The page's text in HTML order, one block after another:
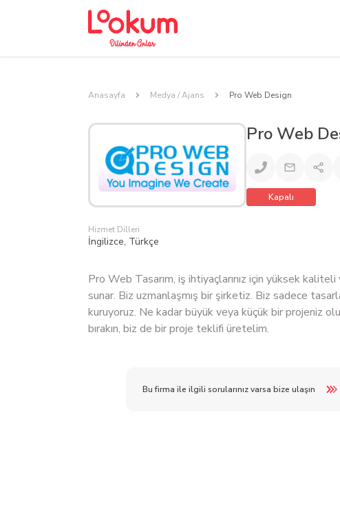
Anasayfa Medya / Ajans Pro Web Design
Pro Web
Kapalı
Hizmet Dilleri
İngilizce, Türkçe
Pro Web Tasarım, iş ihtiyaçlarınız için yüksek
sunar. Biz uzmanlaşmış bir şirketiz. Biz sadece
kuruyoruz. Ne kadar büyük veya küçük bir projeniz
bırakın, biz de bir proje teklifi üretelim.
Bu firma ile ilgili sorularınız varsa bize ulaşın